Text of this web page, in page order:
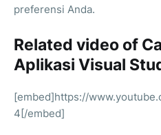
preferensi Anda.
Related video of
Aplikasi Visual
[embed]https://
4[/embed]